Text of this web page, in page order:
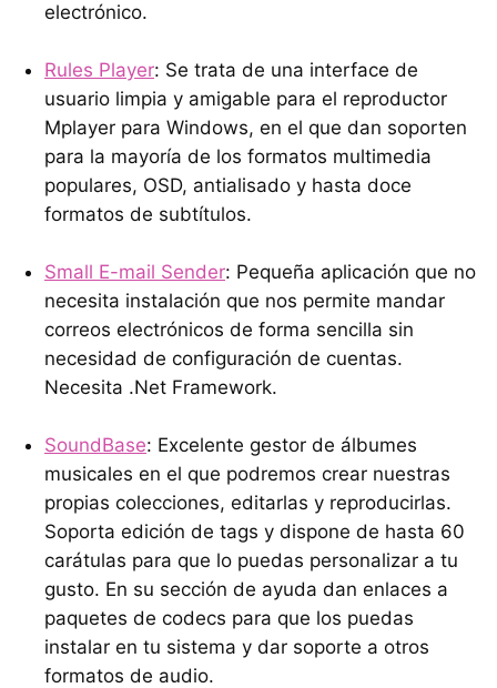
electrónico.
Rules Player: Se trata de una interface de
usuario limpia y amigable para el reproductor
Mplayer para Windows, en el que dan soporten
para la mayoría de los formatos multimedia
populares, OSD, antialisado y hasta doce
formatos de subtítulos.
Small E-mail Sender: Pequeña aplicación que no
necesita instalación que nos permite mandar
correos electrónicos de forma sencilla sin
necesidad de configuración de cuentas.
Necesita .Net Framework.
SoundBase: Excelente gestor de álbumes
musicales en el que podremos crear nuestras
propias colecciones, editarlas y reproducirlas.
Soporta edición de tags y dispone de hasta 60
carátulas para que lo puedas personalizar a tu
gusto. En su sección de ayuda dan enlaces a
paquetes de codecs para que los puedas
instalar en tu sistema y dar soporte a otros
formatos de audio.